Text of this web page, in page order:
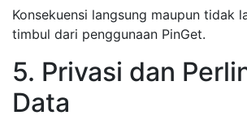
Konsekuensi langsung maupun tidak
timbul dari penggunaan PinGet.
5. Privasi dan
Data